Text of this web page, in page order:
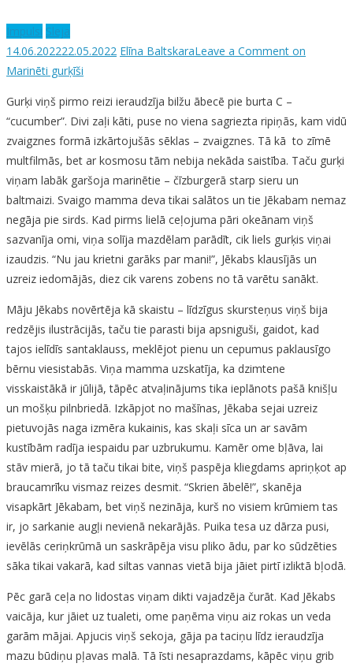
Impulsi Sleja
14.06.202222.05.2022 Elīna BaltskaraLeave a Comment on
Marinēti gurķīši
Gurķi viņš pirmo reizi ieraudzīja bilžu ābecē pie burta C –
“cucumber”. Divi zaļi kāti, puse no viena sagriezta ripiņās, kam vidū
zvaigznes formā izkārtojušās sēklas – zvaigznes. Tā kā to zīmē
multfilmās, bet ar kosmosu tām nebija nekāda saistība. Taču gurķi
viņam labāk garšoja marinētie – čīzburgerā starp sieru un
baltmaizi. Svaigo mamma deva tikai salātos un tie Jēkabam nemaz
negāja pie sirds. Kad pirms lielā ceļojuma pāri okeānam viņš
sazvanīja omi, viņa solīja mazdēlam parādīt, cik liels gurķis viņai
izaudzis. “Nu jau krietni garāks par mani!”, Jēkabs klausījās un
uzreiz iedomājās, diez cik varens zobens no tā varētu sanākt.
Māju Jēkabs novērtēja kā skaistu – līdzīgus skursteņus viņš bija
redzējis ilustrācijās, taču tie parasti bija apsniguši, gaidot, kad
tajos ielīdīs santaklauss, meklējot pienu un cepumus paklausīgo
bērnu viesistabās. Viņa mamma uzskatīja, ka dzimtene
visskaistākā ir jūlijā, tāpēc atvaļinājums tika ieplānots pašā knišļu
un mošķu pilnbriedā. Izkāpjot no mašīnas, Jēkaba sejai uzreiz
pietuvojās naga izmēra kukainis, kas skaļi sīca un ar savām
kustībām radīja iespaidu par uzbrukumu. Kamēr ome bļāva, lai
stāv mierā, jo tā taču tikai bite, viņš paspēja kliegdams apriņķot ap
braucamrīku vismaz reizes desmit. “Skrien ābelē!”, skanēja
visapkārt Jēkabam, bet viņš nezināja, kurš no visiem krūmiem tas
ir, jo sarkanie augļi nevienā nekarājās. Puika tesa uz dārza pusi,
ievēlās ceriņkrūmā un saskrāpēja visu pliko ādu, par ko sūdzēties
sāka tikai vakarā, kad siltas vannas vietā bija jāiet pirtī izliktā bļodā.
Pēc garā ceļa no lidostas viņam dikti vajadzēja čurāt. Kad Jēkabs
vaicāja, kur jāiet uz tualeti, ome paņēma viņu aiz rokas un veda
garām mājai. Apjucis viņš sekoja, gāja pa taciņu līdz ieraudzīja
mazu būdiņu pļavas malā. Tā īsti nesaprazdams, kāpēc viņu grib